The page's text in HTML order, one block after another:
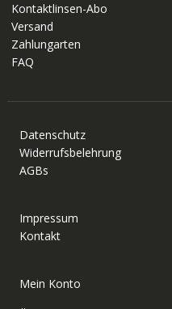
Kontaktlinsen-Abo
Versand
Zahlungarten
FAQ
Datenschutz
Widerrufsbelehrung
AGBs
Impressum
Kontakt
Mein Konto